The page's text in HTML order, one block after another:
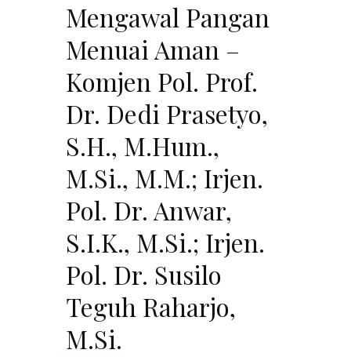
Mengawal Pangan
Menuai Aman –
Komjen Pol. Prof.
Dr. Dedi Prasetyo,
S.H., M.Hum.,
M.Si., M.M.; Irjen.
Pol. Dr. Anwar,
S.I.K., M.Si.; Irjen.
Pol. Dr. Susilo
Teguh Raharjo,
M.Si.